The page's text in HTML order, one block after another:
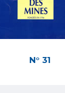
N° 31